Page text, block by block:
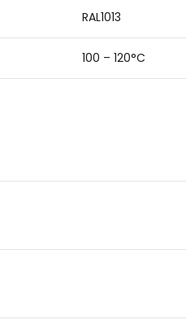
RAL1013
100 – 120°C